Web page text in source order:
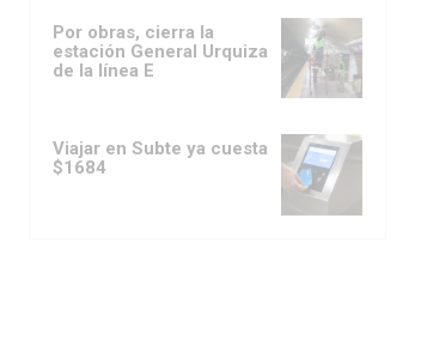
Por obras, cierra la
estación General Urquiza
de la línea E
Viajar en Subte ya cuesta
$1684